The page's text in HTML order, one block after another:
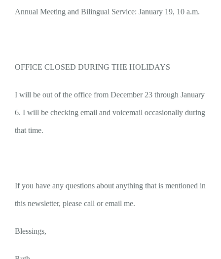
Annual Meeting and Bilingual Service: January 19, 10 a.m.
OFFICE CLOSED DURING THE HOLIDAYS
I will be out of the office from December 23 through January
6. I will be checking email and voicemail occasionally during
that time.
If you have any questions about anything that is mentioned in
this newsletter, please call or email me.
Blessings,